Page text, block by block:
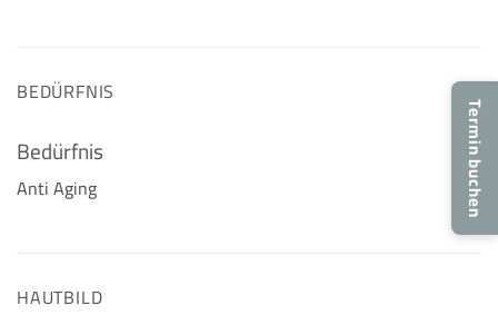
Termin buchen
BEDÜRFNIS
Bedürfnis
Anti Aging
HAUTBILD